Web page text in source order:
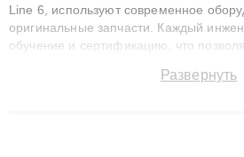
Line 6, используют современное
оригинальные запчасти. Каждый
обучение и сертификацию, что
сохранением гарантии до 3 лет. Наши
Развернуть